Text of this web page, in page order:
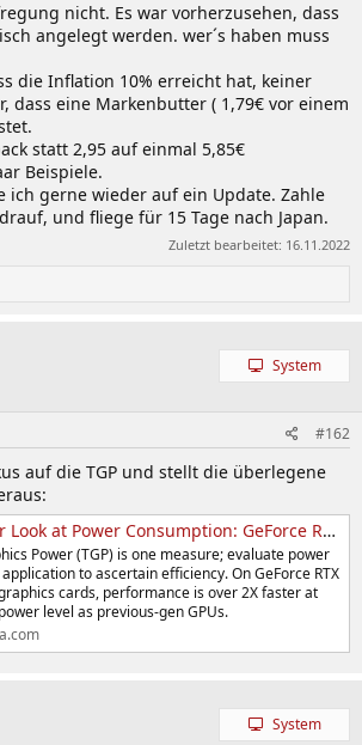
nicht. Es war vorherzusehen, dass
angelegt werden. wer´s haben muss
die Inflation 10% erreicht hat, keiner
dass eine Markenbutter ( 1,79€ vor einem
statt 2,95 auf einmal 5,85€
Beispiele.
ich gerne wieder auf ein Update. Zahle
und fliege für 15 Tage nach Japan.
Zuletzt bearbeitet: 16.11.2022
System
#162
auf die TGP und stellt die überlegene
Power Consumption: GeForce RTX 4080 Power Is About More Than TGP
Power (TGP) is one measure; evaluate power
to ascertain efficiency. On GeForce RTX
cards, performance is over 2X faster at
level as previous-gen GPUs.
System